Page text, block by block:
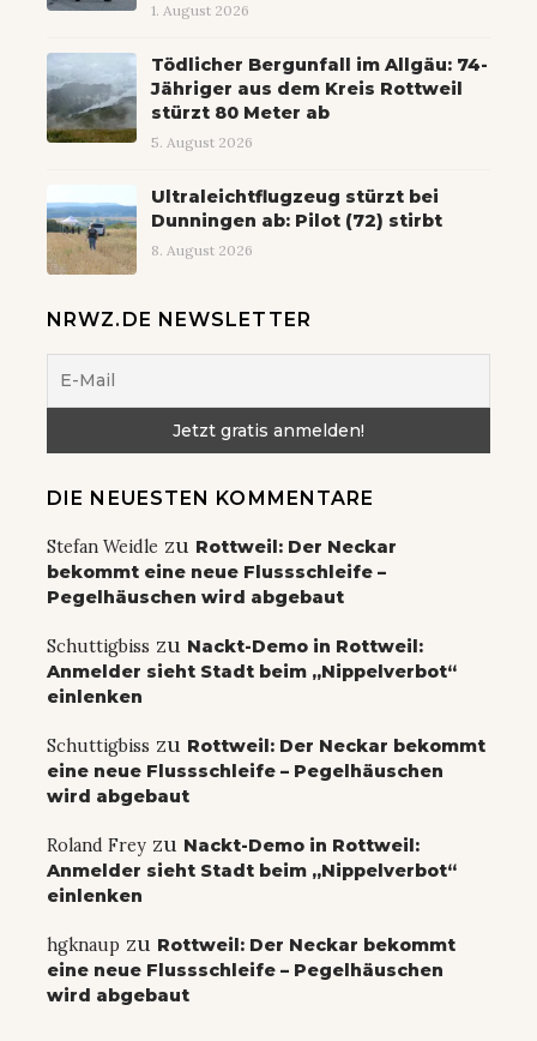
1. August 2026
Tödlicher Bergunfall im Allgäu: 74-
Jähriger aus dem Kreis Rottweil
stürzt 80 Meter ab
5. August 2026
Ultraleichtflugzeug stürzt bei
Dunningen ab: Pilot (72) stirbt
8. August 2026
NRWZ.DE NEWSLETTER
DIE NEUESTEN KOMMENTARE
Stefan Weidle zu Rottweil: Der Neckar
bekommt eine neue Flussschleife –
Pegelhäuschen wird abgebaut
Schuttigbiss zu Nackt-Demo in Rottweil:
Anmelder sieht Stadt beim „Nippelverbot“
einlenken
Schuttigbiss zu Rottweil: Der Neckar bekommt
eine neue Flussschleife – Pegelhäuschen
wird abgebaut
Roland Frey zu Nackt-Demo in Rottweil:
Anmelder sieht Stadt beim „Nippelverbot“
einlenken
hgknaup zu Rottweil: Der Neckar bekommt
eine neue Flussschleife – Pegelhäuschen
wird abgebaut